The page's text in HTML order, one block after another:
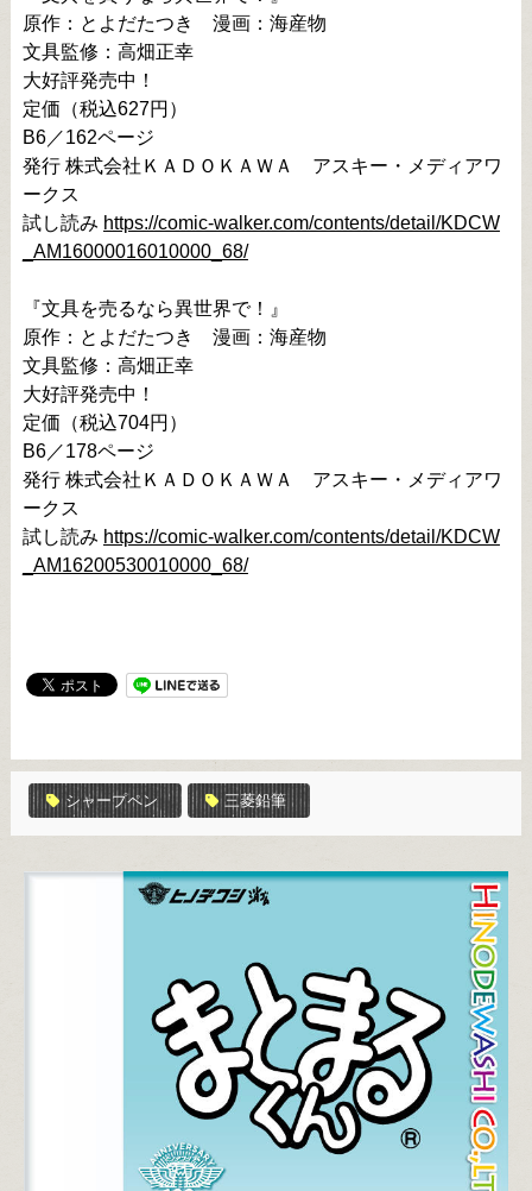
原作：とよだたつき　漫画：海産物
文具監修：高畑正幸
大好評発売中！
定価（税込627円）
B6／162ページ
発行 株式会社ＫＡＤＯＫＡＷＡ　アスキー・メディアワ
ークス
試し読み https://comic-walker.com/contents/detail/KDCW
_AM16000016010000_68/
『文具を売るなら異世界で！』
原作：とよだたつき　漫画：海産物
文具監修：高畑正幸
大好評発売中！
定価（税込704円）
B6／178ページ
発行 株式会社ＫＡＤＯＫＡＷＡ　アスキー・メディアワ
ークス
試し読み https://comic-walker.com/contents/detail/KDCW
_AM16200530010000_68/
シャープペン 三菱鉛筆